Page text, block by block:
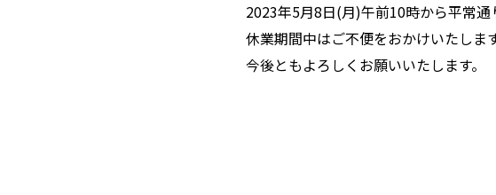
2023年5月8日(月)午前10時から平常通
休業期間中はご不便をおかけいたしま
今後ともよろしくお願いいたします。